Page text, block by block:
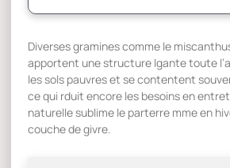
Diverses gramines comme le
apportent une structure lgante toute
les sols pauvres et se contentent
ce qui rduit encore les besoins en
naturelle sublime le parterre mme en
couche de givre.